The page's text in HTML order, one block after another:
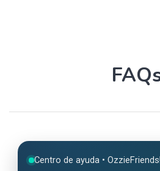
Centro de ayuda • OzzieFriends!